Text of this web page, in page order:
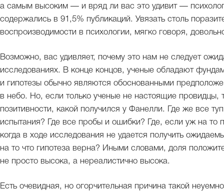
а самым высоким — и вряд ли вас это удивит —
содержались в 91,5% публикаций. Увязать столь
воспроизводимости в психологии, мягко говоря,
Возможно, вас удивляет, почему это нам не следует
исследованиях. В конце концов, ученые обладают
и гипотезы обычно являются обоснованными
в небо. Но, если только ученые не настоящие провидцы,
позитивности, какой получился у Фанелли. Где же все
испытания? Где все пробы и ошибки? Где, если уж на то
когда в ходе исследования не удается получить
на то что гипотеза верна? Иными словами, доля
не просто высока, а нереалистично высока.
Есть очевидная, но огорчительная причина такой